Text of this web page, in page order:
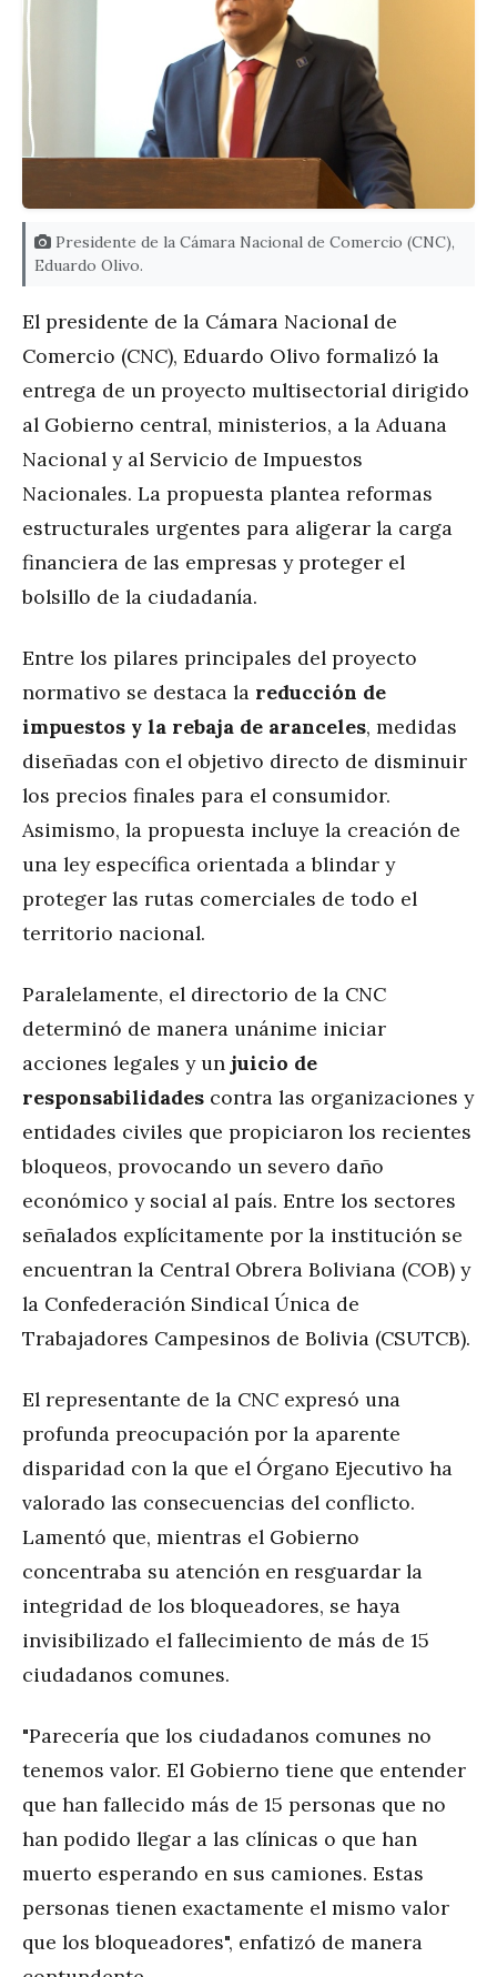
Presidente de la Cámara Nacional de Comercio (CNC),
Eduardo Olivo.
El presidente de la Cámara Nacional de
Comercio (CNC), Eduardo Olivo formalizó la
entrega de un proyecto multisectorial dirigido
al Gobierno central, ministerios, a la Aduana
Nacional y al Servicio de Impuestos
Nacionales. La propuesta plantea reformas
estructurales urgentes para aligerar la carga
financiera de las empresas y proteger el
bolsillo de la ciudadanía.
Entre los pilares principales del proyecto
normativo se destaca la reducción de
impuestos y la rebaja de aranceles, medidas
diseñadas con el objetivo directo de disminuir
los precios finales para el consumidor.
Asimismo, la propuesta incluye la creación de
una ley específica orientada a blindar y
proteger las rutas comerciales de todo el
territorio nacional.
Paralelamente, el directorio de la CNC
determinó de manera unánime iniciar
acciones legales y un juicio de
responsabilidades contra las organizaciones y
entidades civiles que propiciaron los recientes
bloqueos, provocando un severo daño
económico y social al país. Entre los sectores
señalados explícitamente por la institución se
encuentran la Central Obrera Boliviana (COB) y
la Confederación Sindical Única de
Trabajadores Campesinos de Bolivia (CSUTCB).
El representante de la CNC expresó una
profunda preocupación por la aparente
disparidad con la que el Órgano Ejecutivo ha
valorado las consecuencias del conflicto.
Lamentó que, mientras el Gobierno
concentraba su atención en resguardar la
integridad de los bloqueadores, se haya
invisibilizado el fallecimiento de más de 15
ciudadanos comunes.
"Parecería que los ciudadanos comunes no
tenemos valor. El Gobierno tiene que entender
que han fallecido más de 15 personas que no
han podido llegar a las clínicas o que han
muerto esperando en sus camiones. Estas
personas tienen exactamente el mismo valor
que los bloqueadores", enfatizó de manera